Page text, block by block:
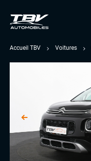
Accueil TBV Voitures